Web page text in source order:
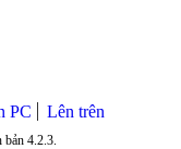
PC Lên trên
4.2.3.